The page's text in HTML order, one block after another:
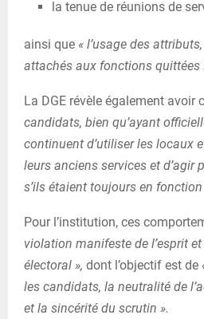
la tenue de réunions de
ainsi que « l’usage des
attachés aux fonctions quittées
La DGE révèle également avoir
candidats, bien qu’ayant
continuent d’utiliser les locaux
leurs anciens services et d’agir
s’ils étaient toujours en fonction
Pour l’institution, ces
violation manifeste de l’esprit
électoral », dont l’objectif est de
les candidats, la neutralité de
et la sincérité du scrutin ».